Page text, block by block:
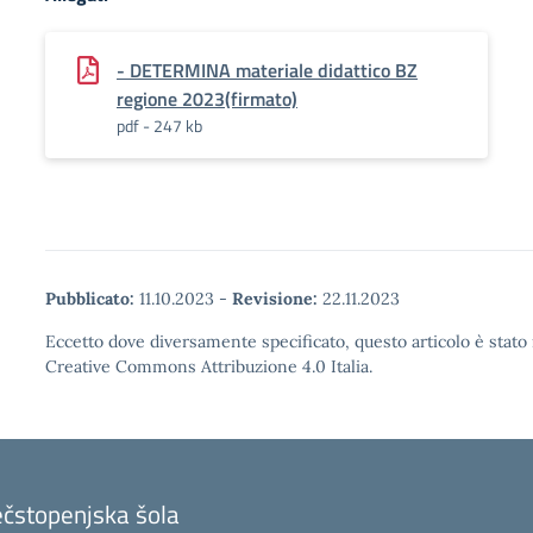
- DETERMINA materiale didattico BZ
regione 2023(firmato)
pdf - 247 kb
Pubblicato: 11.10.2023 - Revisione: 22.11.2023
Eccetto dove diversamente specificato, questo articolo è
Creative Commons Attribuzione 4.0 Italia.
šola